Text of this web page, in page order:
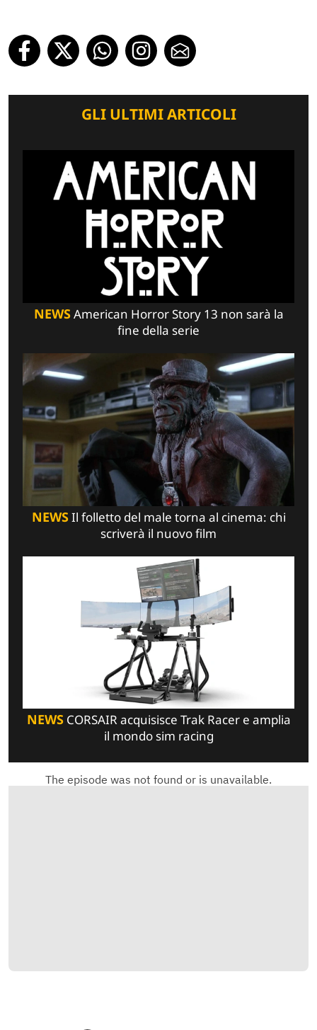
GLI ULTIMI ARTICOLI
NEWSAmerican Horror Story 13 non sarà la
fine della serie
NEWSIl folletto del male torna al cinema: chi
scriverà il nuovo film
NEWSCORSAIR acquisisce Trak Racer e amplia
il mondo sim racing